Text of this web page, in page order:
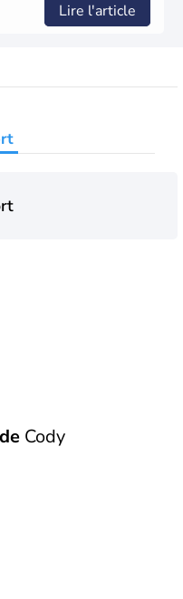
Lire l'article
Cody